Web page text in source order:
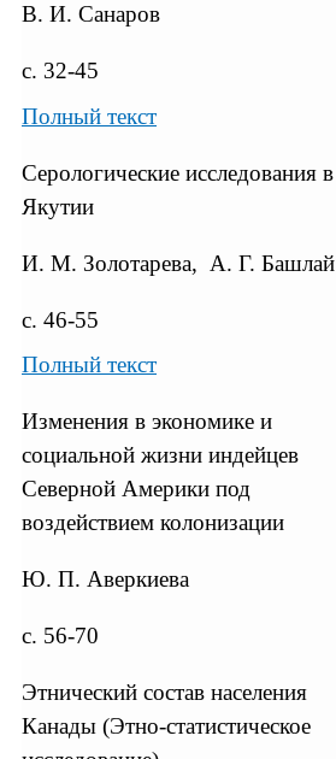
В. И. Санаров
с. 32-45
Полный текст
Серологические исследования в
Якутии
И. М. Золотарева, А. Г. Башлай
с. 46-55
Полный текст
Изменения в экономике и
социальной жизни индейцев
Северной Америки под
воздействием колонизации
Ю. П. Аверкиева
с. 56-70
Этнический состав населения
Канады (Этно-статистическое